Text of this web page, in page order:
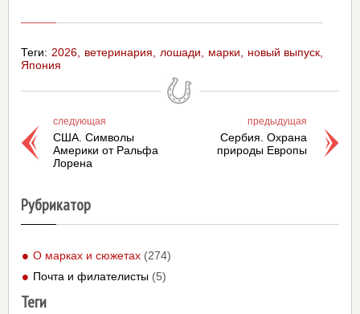
Теги: 2026 ветеринария лошади марки
новый выпуск
Япония
следующая
США. Символы
Америки от Ральфа
Лорена
предыдущая
Сербия. Охрана
природы Европы
Рубрикатор
О марках и сюжетах (274)
Почта и филателисты (5)
Теги